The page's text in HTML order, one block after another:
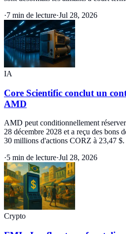
·7 min de lecture·Jul 28, 2026
IA
Core Scientific conclut un
AMD
AMD peut conditionnellement
28 décembre 2028 et a reçu des bons
30 millions d'actions CORZ à 23,47 $.
·5 min de lecture·Jul 28, 2026
Crypto